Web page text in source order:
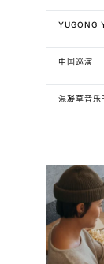
YUGONG
中国巡演
混凝草音乐